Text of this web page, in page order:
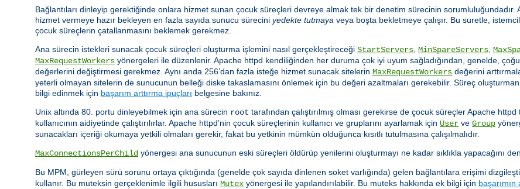
Bağlantıları dinleyip gerektiğinde onlara hizmet sunan çocuk süreçleri devreye almak tek bir denetim sürecinin
hizmet vermeye hazır bekleyen en fazla sayıda sunucu sürecini yedekte tutmaya veya boşta bekletmeye çalışır. Bu suretle,
çocuk süreçlerin çatallanmasını beklemek gerekmez.
Ana sürecin istekleri sunacak çocuk süreçleri oluşturma işlemini nasıl gerçekleştireceği StartServers MinSpareServers
MaxRequestWorkers yönergeleri ile düzenlenir. Apache httpd kendiliğinden her duruma çok iyi uyum sağladığından, genelde,
değerlerini değiştirmesi gerekmez. Aynı anda 256’dan fazla isteğe hizmet sunacak sitelerin MaxRequestWorkers değerini
yeterli olmayan sitelerin de sunucunun belleği diske takaslamasını önlemek için bu değeri azaltmaları gerekebilir. Süreç
bilgi edinmek için başarım arttırma ipuçları belgesine bakınız.
Unix altında 80. portu dinleyebilmek için ana sürecin root tarafından çalıştırılmış olması gerekirse de çocuk süreçler Apache
kullanıcının aidiyetinde çalıştırılırlar. Apache httpd’nin çocuk süreçlerinin kullanıcı ve gruplarını ayarlamak için User ve Group
sunacakları içeriği okumaya yetkili olmaları gerekir, fakat bu yetkinin mümkün olduğunca kısıtlı tutulmasına çalışılmalıdır.
MaxConnectionsPerChild yönergesi ana sunucunun eski süreçleri öldürüp yenilerini oluşturmayı ne kadar sıklıkla yapacağını
Bu MPM, gürleyen sürü sorunu ortaya çıktığında (genelde çok sayıda dinlenen soket varlığında) gelen bağlantılara erişimi
kullanır. Bu muteksin gerçeklenimle ilgili hususları Mutex yönergesi ile yapılandırılabilir. Bu muteks hakkında ek bilgi için başarımın